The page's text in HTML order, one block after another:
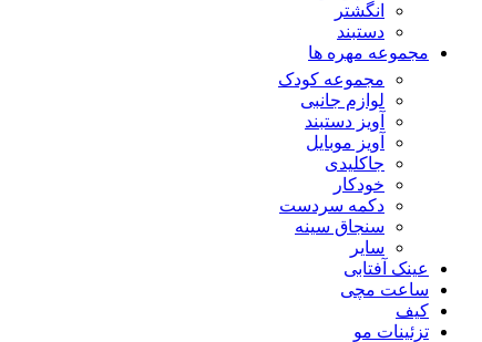
انگشتر
دستبند
مجموعه مهره ها
مجموعه کودک
لوازم جانبی
آویز دستبند
آویز موبایل
جاکلیدی
خودکار
دکمه سردست
سنجاق سینه
سایر
عینک آفتابی
ساعت مچی
کیف
تزئینات مو